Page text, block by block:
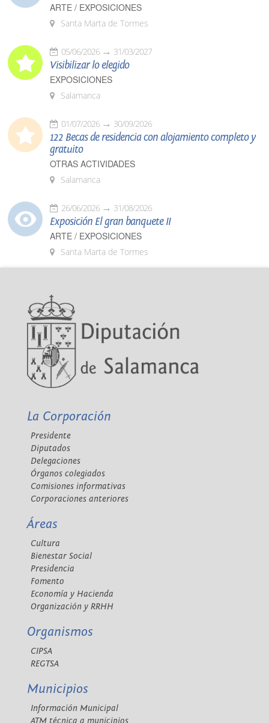
ARTE / EXPOSICIONES
Santa Marta de Tormes
05/06/2026 31/03/2027
Visibilizar lo elegido
EXPOSICIONES
Salamanca
01/07/2026 30/09/2026
122 Becas de residencia con alojamiento completo y
gratuito
OTRAS ACTIVIDADES
Salamanca
26/06/2026 31/08/2026
Exposición El gran banquete II
ARTE / EXPOSICIONES
Santa Marta de Tormes
La Corporación
Presidente
Diputados
Delegaciones
Órganos colegiados
Comisiones informativas
Corporaciones anteriores
Áreas
Cultura
Bienestar Social
Presidencia
Fomento
Economía y Hacienda
Organización y RRHH
Organismos
CIPSA
REGTSA
Municipios
Información Municipal
ATM técnica a municipios